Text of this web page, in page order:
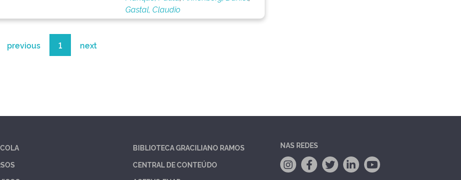
Gastal, Claudio
previous 1 next
BIBLIOTECA GRACILIANO RAMOS
CENTRAL DE CONTEÚDO
NAS REDES